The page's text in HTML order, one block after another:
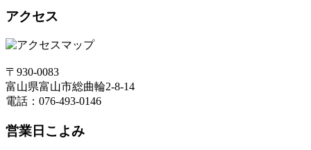
アクセス
〒930-0083
富山県富山市総曲輪2-8-14
電話：076-493-0146
営業日こよみ